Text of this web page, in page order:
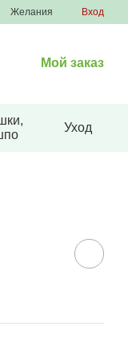
Желания Вход
Мой заказ
Уход